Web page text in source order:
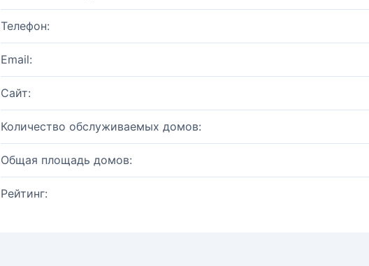
Телефон:
Email:
Сайт:
Количество обслуживаемых домов:
Общая площадь домов:
Рейтинг: